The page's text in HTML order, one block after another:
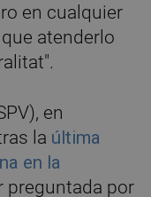
en cualquier
atenderlo
en
la última
en la
preguntada por